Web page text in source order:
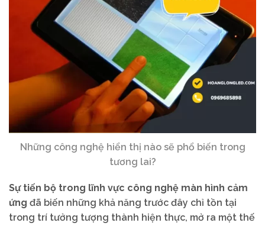
Những công nghệ hiển thị nào sẽ phổ biến trong
tương lai?
Sự tiến bộ trong lĩnh vực công nghệ màn hình cảm
ứng đã biến những khả năng trước đây chỉ tồn tại
trong trí tưởng tượng thành hiện thực, mở ra một thế